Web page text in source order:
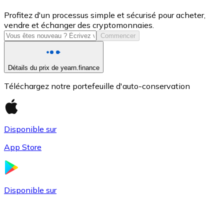
USD Coin
USDC
Profitez d'un processus simple et sécurisé pour acheter,
vendre et échanger des cryptomonnaies.
Commencer
Détails du prix de yearn.finance
Téléchargez notre portefeuille d'auto-conservation
Disponible sur
App Store
Disponible sur